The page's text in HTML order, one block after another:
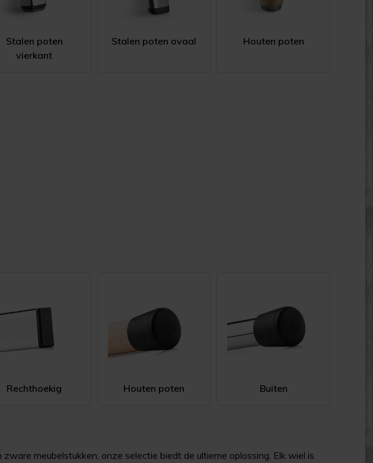
Stalen poten
vierkant
Stalen poten ovaal Houten poten
Rechthoekig Houten poten Buiten
meubelstukken, onze selectie biedt de ultieme oplossing. Elk wiel is